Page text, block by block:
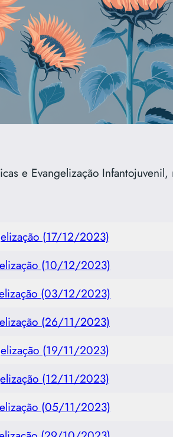
e Evangelização
(17/12/2023)
(10/12/2023)
(03/12/2023)
(26/11/2023)
(19/11/2023)
(12/11/2023)
(05/11/2023)